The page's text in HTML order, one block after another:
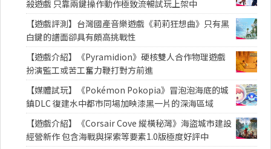
殺遊戲 只靠兩鍵操作動作極致流暢試玩上架中
【遊戲評測】台灣國產音樂遊戲《莉莉狂想曲》只有黑
白鍵的譜面卻具有頗高挑戰性
【遊戲介紹】《Pyramidion》硬核雙人合作物理遊戲
扮演監工或苦工奮力鞭打對方前進
【媒體試玩】《Pokémon Pokopia》冒泡泡海底的城
鎮DLC 復建水中都市同場加映漆黑一片的深海區域
【遊戲介紹】《Corsair Cove 縱橫秘灣》海盜城市建設
經營新作 包含海戰與探索等要素1.0版極度好評中